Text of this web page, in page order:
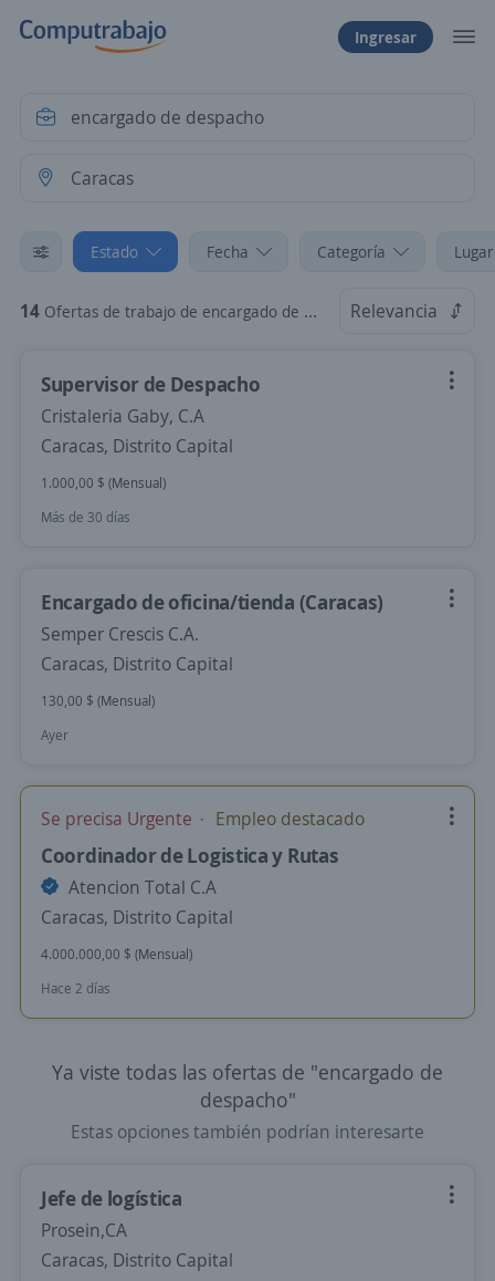
Ingresar
Estado Fecha Categoría
14 Ofertas de trabajo de encargado de despacho en Caracas, Distrito Capital Relevancia
Supervisor de Despacho
Cristaleria Gaby, C.A
Caracas, Distrito Capital
1.000,00 $ (Mensual)
Más de 30 días
Encargado de oficina/tienda (Caracas)
Semper Crescis C.A.
Caracas, Distrito Capital
130,00 $ (Mensual)
Ayer
Se precisa Urgente Empleo destacado
Coordinador de Logistica y Rutas
Atencion Total C.A
Caracas, Distrito Capital
4.000.000,00 $ (Mensual)
Hace 2 días
Ya viste todas las ofertas de "encargado de
despacho"
Estas opciones también podrían interesarte
Jefe de logística
Prosein,CA
Caracas, Distrito Capital